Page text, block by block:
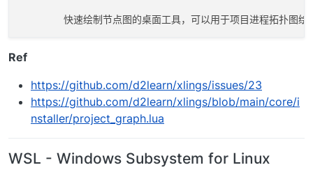
Ref
https://github.com/d2learn/xlings/issues/23
https://github.com/d2learn/xlings/blob/main/core/i
nstaller/project_graph.lua
WSL - Windows Subsystem for Linux